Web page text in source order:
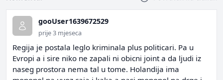
gooUser1639672529
prije 3 mjeseca
Regija je postala leglo kriminala plus politicari. Pa u
Evropi a i sire niko ne zapali ni obicni joint a da ljudi iz
naseg prostora nema tal u tome. Holandija ima